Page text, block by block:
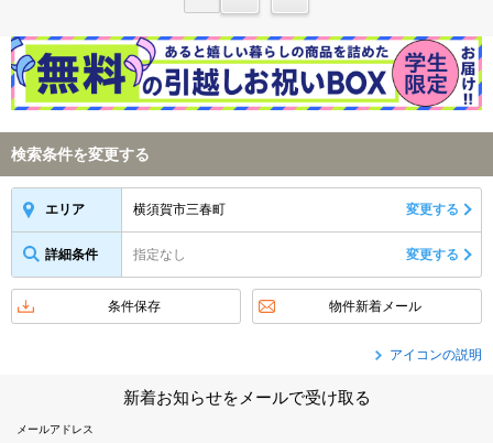
検索条件を変更する
エリア 横須賀市三春町 変更する
詳細条件 指定なし 変更する
条件保存 物件新着メール
アイコンの説明
新着お知らせをメールで受け取る
メールアドレス